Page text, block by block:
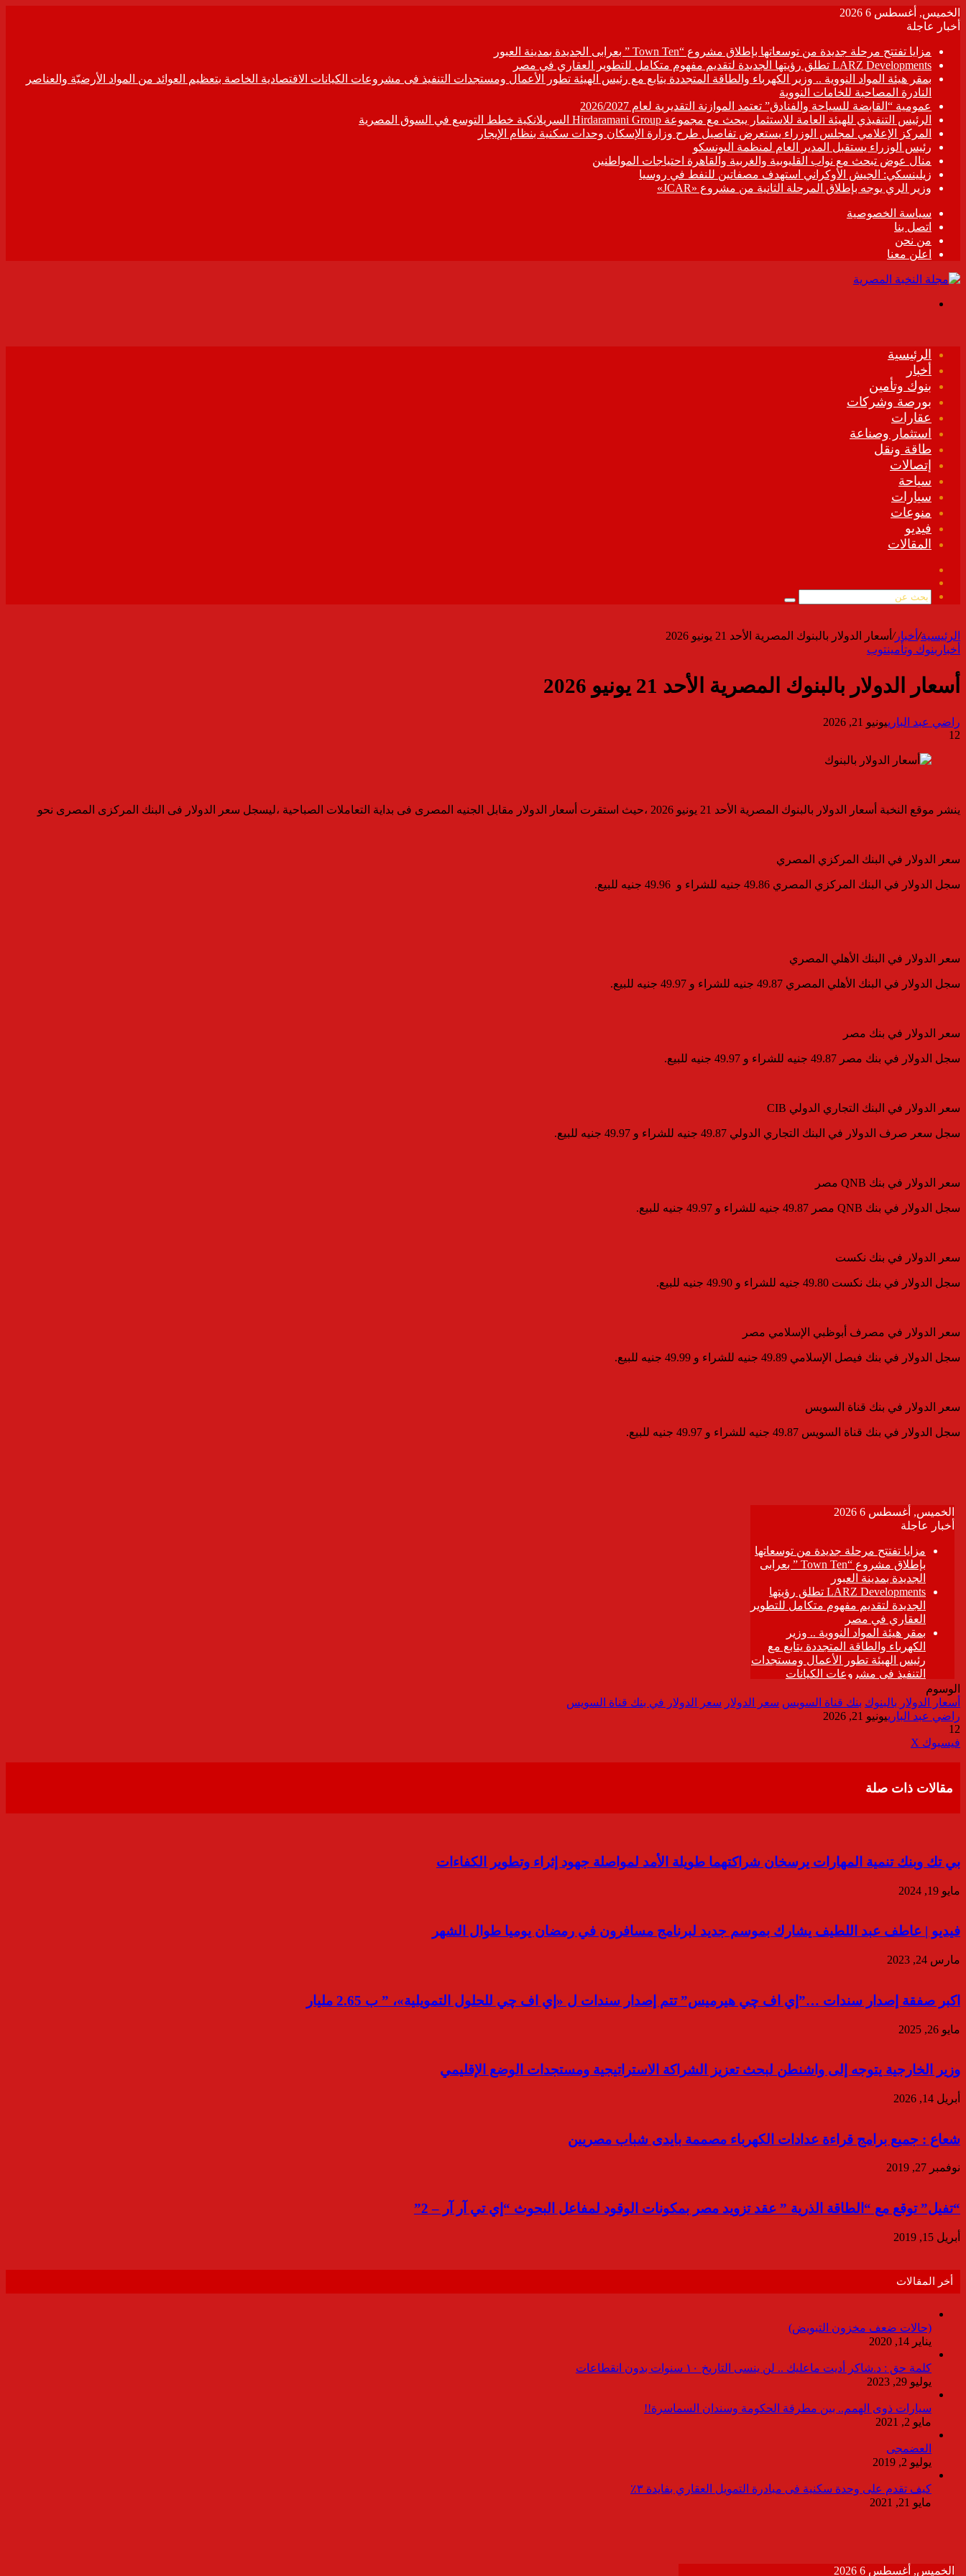
الخميس, أغسطس 6 2026
أخبار عاجلة
مزايا تفتتح مرحلة جديدة من توسعاتها بإطلاق مشروع “Town Ten ” بعرابى الجديدة بمدينة العبور
LARZ Developments تطلق رؤيتها الجديدة لتقديم مفهوم متكامل للتطوير العقاري في مصر
بمقر هيئة المواد النووية .. وزير الكهرباء والطاقة المتجددة يتابع مع رئيس الهيئة تطور الأعمال ومستجدات التنفيذ فى مشروعات الكيانات الاقتصادية الخاصة بتعظيم العوائد من المواد الأرضيّة والعناصر
النادرة المصاحبة للخامات النووية
عمومية “القابضة للسياحة والفنادق” تعتمد الموازنة التقديرية لعام 2026/2027
الرئيس التنفيذي للهيئة العامة للاستثمار يبحث مع مجموعة Hirdaramani Group السريلانكية خطط التوسع في السوق المصرية
المركز الإعلامي لمجلس الوزراء يستعرض تفاصيل طرح وزارة الإسكان وحدات سكنية بنظام الإيجار
رئيس الوزراء يستقبل المدير العام لمنظمة اليونسكو
منال عوض تبحث مع نواب القليوبية والغربية والقاهرة احتياجات المواطنين
زيلينسكي: الجيش الأوكراني استهدف مصفاتين للنفط في روسيا
وزير الري يوجه بإطلاق المرحلة الثانية من مشروع «JCAR»
سياسة الخصوصية
اتصل بنا
من نحن
اعلن معنا
الرئيسية
أخبار
بنوك وتأمين
بورصة وشركات
عقارات
استثمار وصناعة
طاقة ونقل
إتصالات
سياحة
سيارات
منوعات
فيديو
المقالات
الموقع
بحث
الرئيسية/ أخبار/ أسعار الدولار بالبنوك المصرية الأحد 21 يونيو 2026
أخبار بنوك وتأمينتوب
أسعار الدولار بالبنوك المصرية الأحد 21 يونيو 2026
راضي عبد البارييونيو 21, 2026
12
ينشر موقع النخبة أسعار الدولار بالبنوك المصرية الأحد 21 يونيو 2026 ،حيث استقرت أسعار الدولار مقابل الجنيه المصرى فى بداية التعاملات الصباحية ،ليسجل سعر الدولار فى البنك المركزى المصرى نحو
سعر الدولار في البنك المركزي المصري
سجل الدولار في البنك المركزي المصري 49.86 جنيه للشراء و 49.96 جنيه للبيع.
سعر الدولار في البنك الأهلي المصري
سجل الدولار في البنك الأهلي المصري 49.87 جنيه للشراء و 49.97 جنيه للبيع.
سعر الدولار في بنك مصر
سجل الدولار في بنك مصر 49.87 جنيه للشراء و 49.97 جنيه للبيع.
سعر الدولار في البنك التجاري الدولي CIB
سجل سعر صرف الدولار في البنك التجاري الدولي 49.87 جنيه للشراء و 49.97 جنيه للبيع.
سعر الدولار في بنك QNB مصر
سجل الدولار في بنك QNB مصر 49.87 جنيه للشراء و 49.97 جنيه للبيع.
سعر الدولار في بنك نكست
سجل الدولار في بنك نكست 49.80 جنيه للشراء و 49.90 جنيه للبيع.
سعر الدولار في مصرف أبوظبي الإسلامي مصر
سجل الدولار في بنك فيصل الإسلامي 49.89 جنيه للشراء و 49.99 جنيه للبيع.
سعر الدولار في بنك قناة السويس
سجل الدولار في بنك قناة السويس 49.87 جنيه للشراء و 49.97 جنيه للبيع.
الوسوم
أسعار الدولار بالبنوك بنك قناة السويس سعر الدولار سعر الدولار في بنك قناة السويس
راضي عبد البارييونيو 21, 2026
12
فيسبوك ‫X
مقالات ذات صلة
بي تك وبنك تنمية المهارات يرسخان شراكتهما طويلة الأمد لمواصلة جهود إثراء وتطوير الكفاءات
مايو 19, 2024
فيديو | عاطف عبد اللطيف يشارك بموسم جديد لبرنامج مسافرون في رمضان يوميا طوال الشهر
مارس 24, 2023
اكبر صفقة إصدار سندات …”إي اف چي هيرميس” تتم إصدار سندات ل «إي اف چي للحلول التمويلية»، ” ب 2.65 مليار
مايو 26, 2025
وزير الخارجية يتوجه إلى واشنطن لبحث تعزيز الشراكة الاستراتيجية ومستجدات الوضع الإقليمي
أبريل 14, 2026
شعاع : جميع برامج قراءة عدادات الكهرباء مصممة بايدى شباب مصريين
نوفمبر 27, 2019
“تفيل” توقع مع “الطاقة الذرية ” عقد تزويد مصر بمكونات الوقود لمفاعل البحوث “إي تي آر آر – 2”
أبريل 15, 2019
أخر المقالات
(حالات ضعف مخزون التبويض)
يناير 14, 2020
كلمة حق : د.شاكر أديت ماعليك .. لن ينسى التاريخ ١٠ سنوات بدون انقطاعات
يوليو 29, 2023
سيارات ذوى الهمم.. بين مطرقة الحكومة وسندان السماسرة!!
مايو 2, 2021
العضمجى
يوليو 2, 2019
كيف تقدم على وحدة سكنية فى مبادرة التمويل العقاري بفايدة ٣٪
مايو 21, 2021